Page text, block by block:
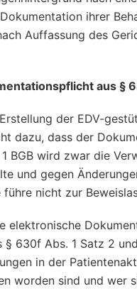
ihrer
Auffassung des
aus §
der EDV-
dazu, dass der
BGB wird zwar die
und gegen
nicht zur
elektronische
630f Abs. 1 Satz 2
in der
worden sind und wer